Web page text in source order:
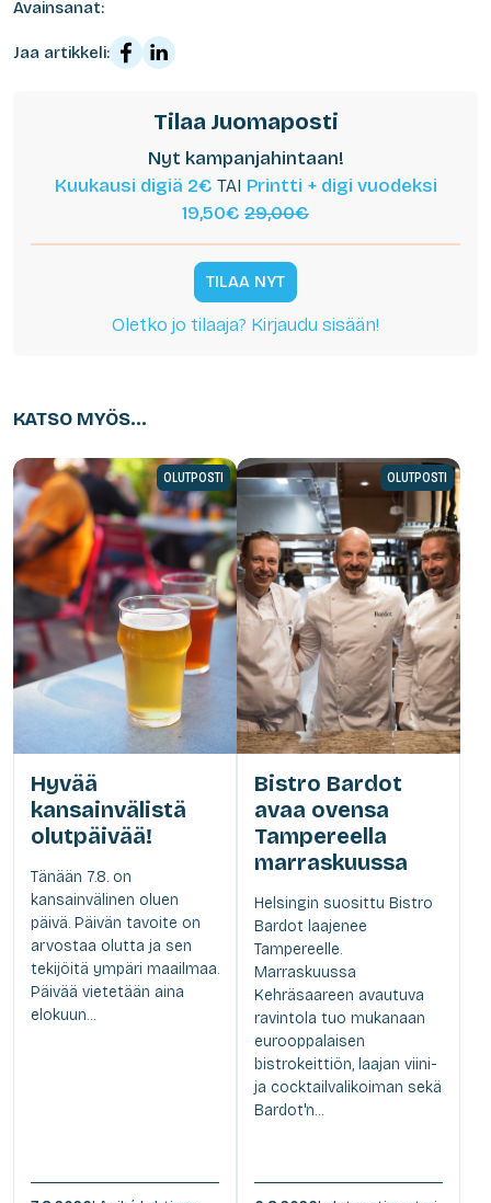
Avainsanat:
Jaa artikkeli:
Tilaa Juomaposti
Nyt kampanjahintaan!
Kuukausi digiä 2€ TAI Printti + digi vuodeksi
19,50€ 29,00€
TILAA NYT
Oletko jo tilaaja? Kirjaudu sisään!
KATSO MYÖS...
OLUTPOSTI
Hyvää
kansainvälistä
olutpäivää!
Tänään 7.8. on
kansainvälinen oluen
päivä. Päivän tavoite on
arvostaa olutta ja sen
tekijöitä ympäri maailmaa.
Päivää vietetään aina
elokuun...
OLUTPOSTI
Bistro Bardot
avaa ovensa
Tampereella
marraskuussa
Helsingin suosittu Bistro
Bardot laajenee
Tampereelle.
Marraskuussa
Kehräsaareen avautuva
ravintola tuo mukanaan
eurooppalaisen
bistrokeittiön, laajan viini-
ja cocktailvalikoiman sekä
Bardot'n...